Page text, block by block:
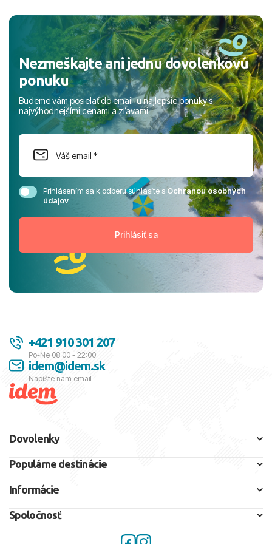
Nezmeškajte ani jednu dovolenkovú
ponuku
Budeme vám posielať do email-u najlepšie ponuky s
najvýhodnejšími cenami a zľavami
Prihlásením sa k odberu súhlasíte sOchranou osobných
údajov
+421 910 301 207
Po-Ne 08:00 - 22:00
idem@idem.sk
Napíšte nám email
Dovolenky
Populárne destinácie
Informácie
Spoločnosť